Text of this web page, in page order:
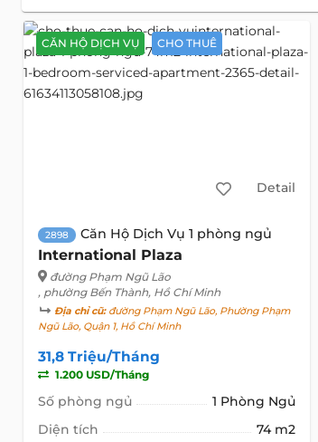
CĂN HỘ DỊCH VỤ CHO THUÊ
Detail
2898 Căn Hộ Dịch Vụ 1 phòng ngủ
International Plaza
đường Phạm Ngũ Lão
, phường Bến Thành, Hồ Chí Minh
Địa chỉ cũ:đường Phạm Ngũ Lão, Phường Phạm
Ngũ Lão, Quận 1, Hồ Chí Minh
31,8 Triệu/Tháng
1.200 USD/Tháng
Số phòng ngủ
1 Phòng Ngủ
Diện tích
74 m2